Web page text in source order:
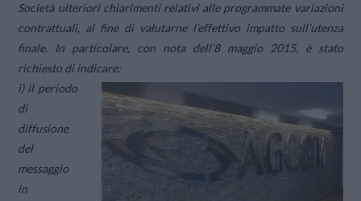
Società ulteriori chiarimenti relativi alle programmate variazioni
contrattuali, al fine di valutarne l’effettivo impatto sull’utenza
finale. In particolare, con nota dell’8 maggio 2015, è stato
richiesto di indicare:
i) il periodo
di
diffusione
del
messaggio
in